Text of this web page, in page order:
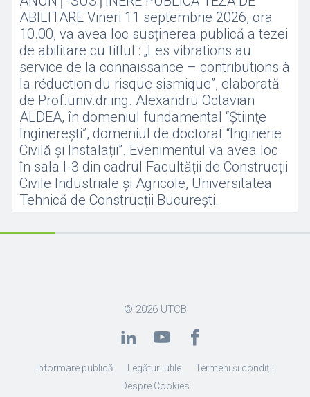
ABILITARE Vineri 11 septembrie 2026, ora
10.00, va avea loc susținerea publică a tezei
de abilitare cu titlul : „Les vibrations au
service de la connaissance – contributions à
la réduction du risque sismique”, elaborată
de Prof.univ.dr.ing. Alexandru Octavian
ALDEA, în domeniul fundamental “Ştiinţe
Inginereşti”, domeniul de doctorat “Inginerie
Civilă și Instalații”. Evenimentul va avea loc
în sala I-3 din cadrul Facultății de Construcții
Civile Industriale și Agricole, Universitatea
Tehnică de Construcții București.
© 2026 UTCB
Informare publică Legături utile
Termeni și condiții
Despre Cookies